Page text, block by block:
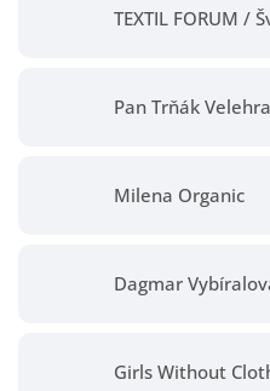
TEXTIL FORUM /
Pan Trňák
Milena Organic
Dagmar
Girls Without